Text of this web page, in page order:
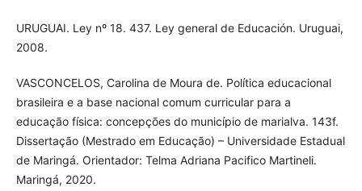
URUGUAI. Ley nº 18. 437. Ley general de Educación. Uruguai,
2008.
VASCONCELOS, Carolina de Moura de. Política educacional
brasileira e a base nacional comum curricular para a
educação física: concepções do município de marialva. 143f.
Dissertação (Mestrado em Educação) – Universidade Estadual
de Maringá. Orientador: Telma Adriana Pacifico Martineli.
Maringá, 2020.